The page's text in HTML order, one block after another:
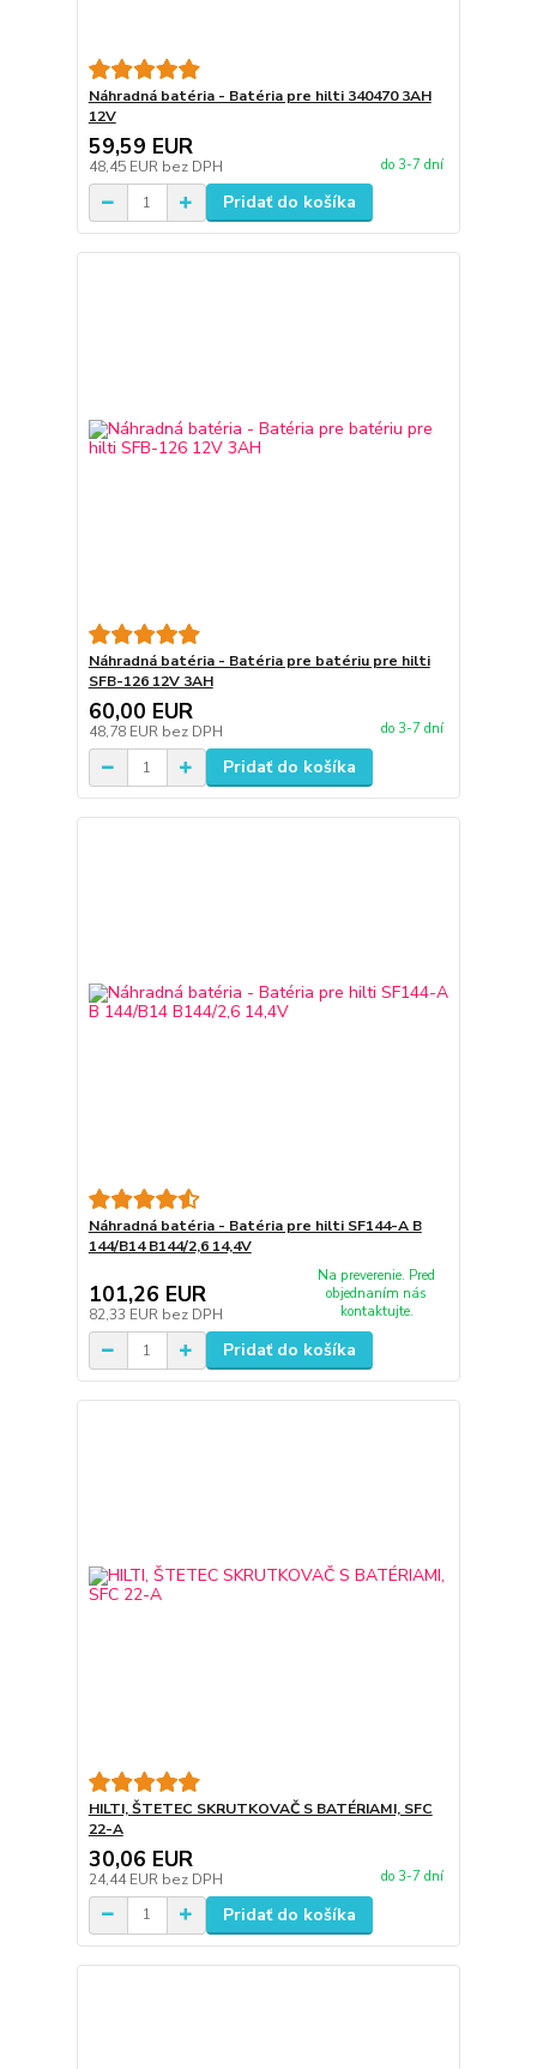
Náhradná batéria - Batéria pre hilti 340470 3AH
12V
59,59 EUR
48,45 EUR bez DPH do 3-7 dní
Pridať do košíka
Náhradná batéria - Batéria pre batériu pre hilti
SFB-126 12V 3AH
60,00 EUR
48,78 EUR bez DPH do 3-7 dní
Pridať do košíka
Náhradná batéria - Batéria pre hilti SF144-A B
144/B14 B144/2,6 14,4V
101,26 EUR
82,33 EUR bez DPH
Na preverenie. Pred
objednaním nás
kontaktujte.
Pridať do košíka
HILTI, ŠTETEC SKRUTKOVAČ S BATÉRIAMI, SFC
22-A
30,06 EUR
24,44 EUR bez DPH do 3-7 dní
Pridať do košíka